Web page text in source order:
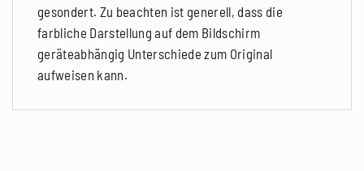
gesondert. Zu beachten ist generell, dass die
farbliche Darstellung auf dem Bildschirm
geräteabhängig Unterschiede zum Original
aufweisen kann.